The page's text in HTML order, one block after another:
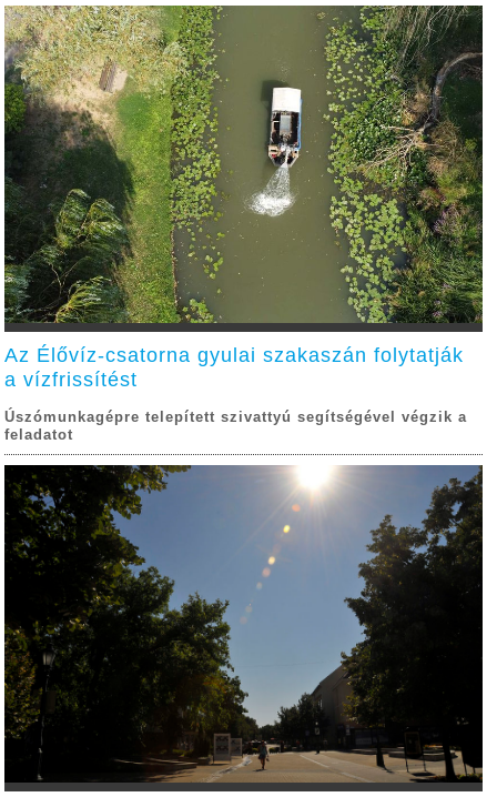
Az Élővíz-csatorna gyulai szakaszán folytatják
a vízfrissítést
Úszómunkagépre telepített szivattyú segítségével végzik a
feladatot